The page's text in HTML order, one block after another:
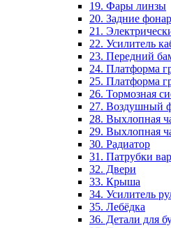
19. Фары линзы
20. Задние
21.
22. Усилитель
23. Передний
24. Платформа
25. Платформа
26. Тормозная
27. Воздушный
28. Выхлопная
29. Выхлопная
30. Радиатор
31. Патрубки
32. Двери
33. Крыша
34. Усилитель
35. Лебёдка
36. Детали для